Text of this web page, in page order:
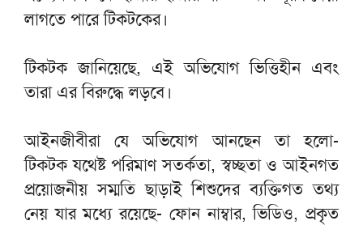
লাগতে পারে টিকটকের।
টিকটক জানিয়েছে, এই অভিযোগ ভিত্তিহীন এবং
তারা এর বিরুদ্ধে লড়বে।
আইনজীবীরা যে অভিযোগ আনছেন তা হলো-
টিকটক যথেষ্ট পরিমাণ সতর্কতা, স্বচ্ছতা ও আইনগত
প্রয়োজনীয় সম্মতি ছাড়াই শিশুদের ব্যক্তিগত তথ্য
নেয় যার মধ্যে রয়েছে- ফোন নাম্বার, ভিডিও, প্রকৃত